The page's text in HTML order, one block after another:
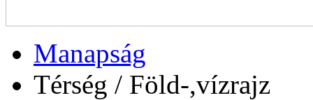
Manapság
Térség / Föld-,vízrajz